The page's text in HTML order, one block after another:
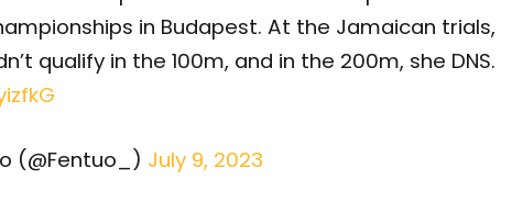
in Budapest. At the Jamaican trials,
qualify in the 100m, and in the 200m, she DNS.
(@Fentuo_) July 9, 2023